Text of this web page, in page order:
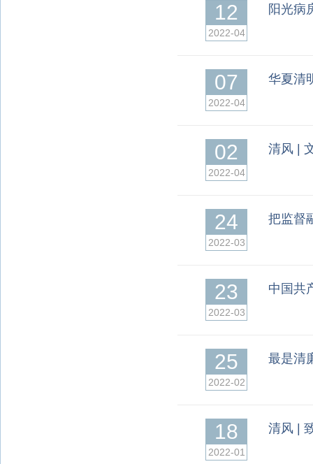
12
2022-04
阳光病
07
2022-04
华夏清
02
2022-04
清风 |
24
2022-03
把监督
23
2022-03
中国共
25
2022-02
最是清
18
2022-01
清风 |